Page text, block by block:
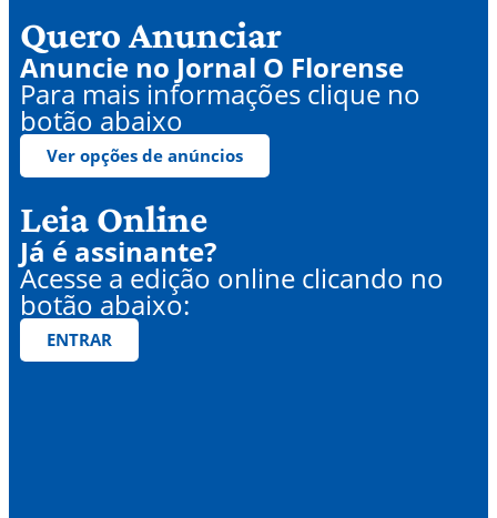
Quero Anunciar
Anuncie no Jornal O Florense
Para mais informações clique no
botão abaixo
Ver opções de anúncios
Leia Online
Já é assinante?
Acesse a edição online clicando no
botão abaixo:
ENTRAR